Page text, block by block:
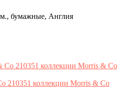
бумажные, Англия
210351 коллекции Morris & Co